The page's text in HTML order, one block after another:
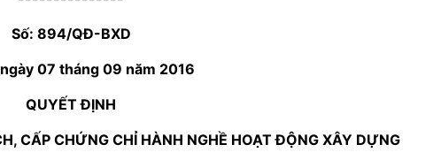
Số: 894/QĐ-BXD
07 tháng 09 năm 2016
QUYẾT ĐỊNH
CẤP CHỨNG CHỈ HÀNH NGHỀ HOẠT ĐỘNG XÂY DỰNG